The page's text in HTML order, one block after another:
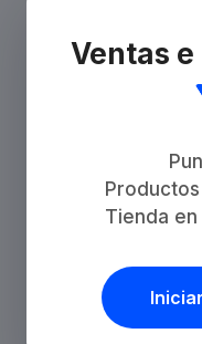
Ventas
Tienda